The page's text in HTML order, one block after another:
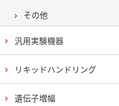
その他
汎用実験機器
リキッドハンドリング
遺伝子増幅